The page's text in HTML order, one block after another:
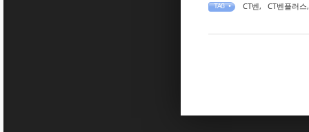
TAG • CT벤, CT벤플러스,